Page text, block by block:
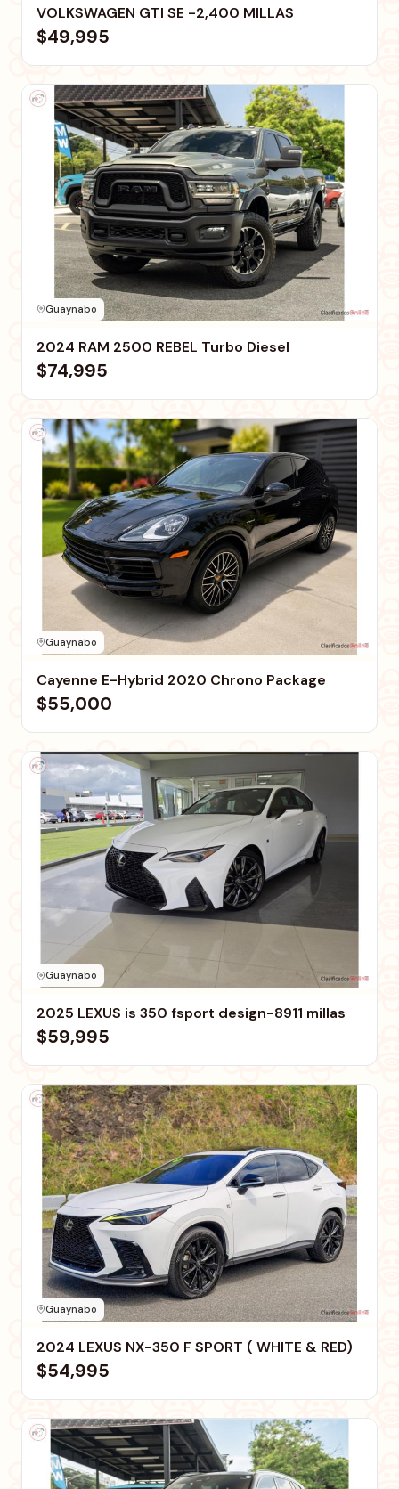
VOLKSWAGEN GTI SE -2,400 MILLAS
$49,995
Guaynabo
2024 RAM 2500 REBEL Turbo Diesel
$74,995
Guaynabo
Cayenne E-Hybrid 2020 Chrono Package
$55,000
Guaynabo
2025 LEXUS is 350 fsport design-8911 millas
$59,995
Guaynabo
2024 LEXUS NX-350 F SPORT ( WHITE & RED)
$54,995